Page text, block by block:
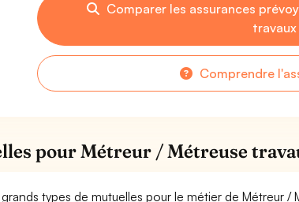
Comparer les assurances
Comprendre
pour Métreur / Métreuse
types de mutuelles pour le métier de Métreur /